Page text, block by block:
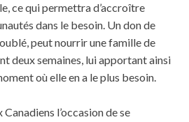
ce qui permettra d’accroître
dans le besoin. Un don de
peut nourrir une famille de
deux semaines, lui apportant ainsi
où elle en a le plus besoin.
l’occasion de se